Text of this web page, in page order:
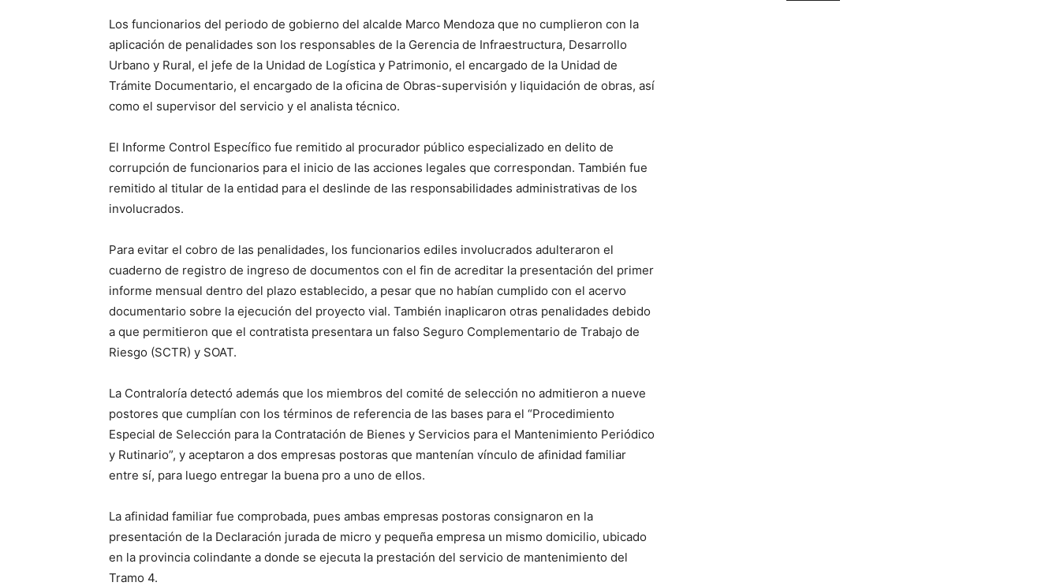
Los funcionarios del periodo de gobierno del alcalde Marco Mendoza que no cumplieron con la
aplicación de penalidades son los responsables de la Gerencia de Infraestructura, Desarrollo
Urbano y Rural, el jefe de la Unidad de Logística y Patrimonio, el encargado de la Unidad de
Trámite Documentario, el encargado de la oficina de Obras-supervisión y liquidación de obras, así
como el supervisor del servicio y el analista técnico.
El Informe Control Específico fue remitido al procurador público especializado en delito de
corrupción de funcionarios para el inicio de las acciones legales que correspondan. También fue
remitido al titular de la entidad para el deslinde de las responsabilidades administrativas de los
involucrados.
Para evitar el cobro de las penalidades, los funcionarios ediles involucrados adulteraron el
cuaderno de registro de ingreso de documentos con el fin de acreditar la presentación del primer
informe mensual dentro del plazo establecido, a pesar que no habían cumplido con el acervo
documentario sobre la ejecución del proyecto vial. También inaplicaron otras penalidades debido
a que permitieron que el contratista presentara un falso Seguro Complementario de Trabajo de
Riesgo (SCTR) y SOAT.
La Contraloría detectó además que los miembros del comité de selección no admitieron a nueve
postores que cumplían con los términos de referencia de las bases para el “Procedimiento
Especial de Selección para la Contratación de Bienes y Servicios para el Mantenimiento Periódico
y Rutinario”, y aceptaron a dos empresas postoras que mantenían vínculo de afinidad familiar
entre sí, para luego entregar la buena pro a uno de ellos.
La afinidad familiar fue comprobada, pues ambas empresas postoras consignaron en la
presentación de la Declaración jurada de micro y pequeña empresa un mismo domicilio, ubicado
en la provincia colindante a donde se ejecuta la prestación del servicio de mantenimiento del
Tramo 4.